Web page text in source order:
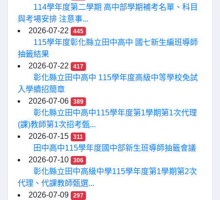
114學年度第二學期 高中部學期補考名單、科目
與考場安排 注意事...
2026-07-22
445
115學年度彰化縣立田中高中 國七新生編班導師
抽籤結果
2026-07-22
417
彰化縣立田中高中 115學年度高級中等學校免試
入學續招簡章
2026-07-06
389
彰化縣立田中高中115學年度第1學期第1次代理
(課)教師第1次招考甄...
2026-07-15
311
田中高中115學年度國中部新生班導師抽籤會議
2026-07-10
306
彰化縣立田中高級中學115學年度第1學期第2次
代理、代課教師甄選...
2026-07-09
297